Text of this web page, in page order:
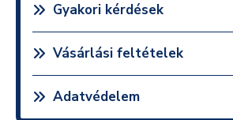
Gyakori kérdések
Vásárlási feltételek
Adatvédelem